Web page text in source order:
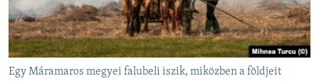
Egy Máramaros megyei falubeli iszik, miközben a földjeit